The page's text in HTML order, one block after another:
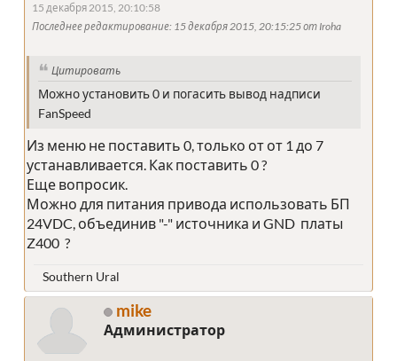
15 декабря 2015, 20:10:58
Последнее редактирование: 15 декабря 2015, 20:15:25 от Iroha
Цитировать
Можно установить 0 и погасить вывод надписи
FanSpeed
Из меню не поставить 0, только от от 1 до 7
устанавливается. Как поставить 0 ?
Еще вопросик.
Можно для питания привода использовать БП
24VDC, объединив "-" источника и GND платы
Z400 ?
Southern Ural
mike
Администратор